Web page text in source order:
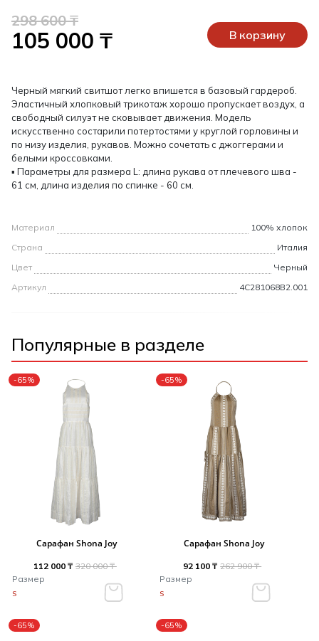
298 600 ₸
105 000 ₸ В корзину
Черный мягкий свитшот легко впишется в базовый гардероб.
Эластичный хлопковый трикотаж хорошо пропускает воздух, а
свободный силуэт не сковывает движения. Модель
искусственно состарили потертостями у круглой горловины и
по низу изделия, рукавов. Можно сочетать с джоггерами и
белыми кроссовками.
▪ Параметры для размера L: длина рукава от плечевого шва -
61 см, длина изделия по спинке - 60 см.
Материал
100% хлопок
Страна
Италия
Цвет
Черный
Артикул
4C281068B2.001
Популярные в разделе
-65%
Сарафан Shona Joy
112 000 ₸ 320 000 ₸
Размер
S
-65%
Сарафан Shona Joy
92 100 ₸ 262 900 ₸
Размер
S
-65% -65%